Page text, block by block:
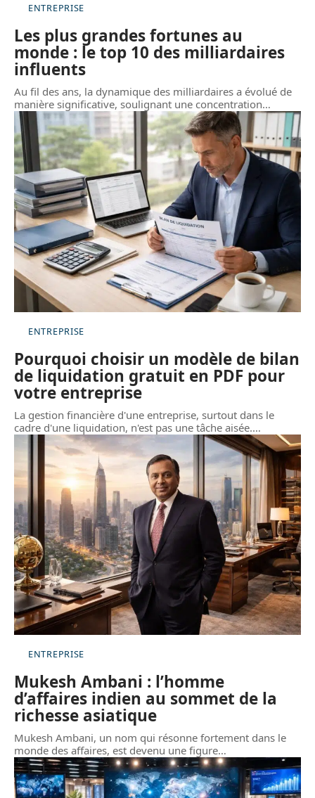
ENTREPRISE
Les plus grandes fortunes au
monde : le top 10 des milliardaires
influents
Au fil des ans, la dynamique des milliardaires a évolué de
manière significative, soulignant une concentration…
ENTREPRISE
Pourquoi choisir un modèle de bilan
de liquidation gratuit en PDF pour
votre entreprise
La gestion financière d'une entreprise, surtout dans le
cadre d'une liquidation, n'est pas une tâche aisée.…
ENTREPRISE
Mukesh Ambani : l’homme
d’affaires indien au sommet de la
richesse asiatique
Mukesh Ambani, un nom qui résonne fortement dans le
monde des affaires, est devenu une figure…